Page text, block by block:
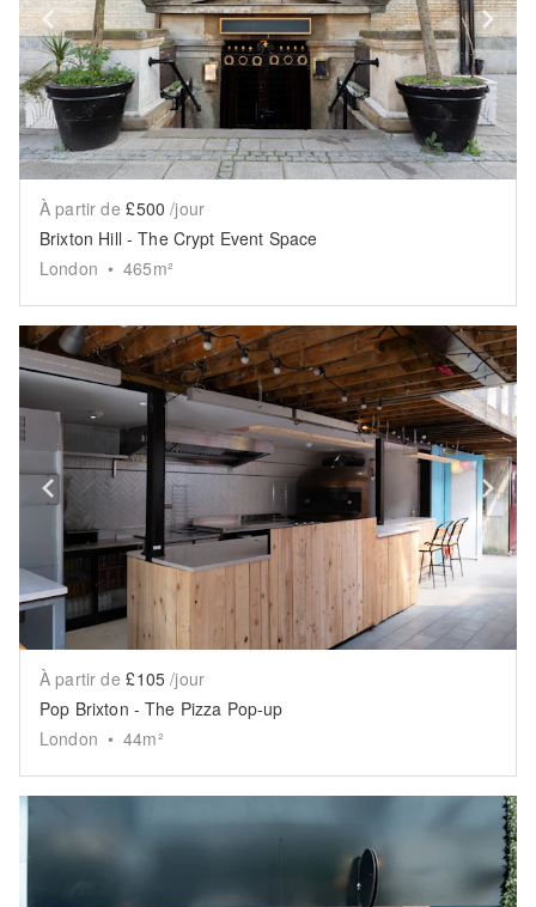
Show previous slide
À partir de £500 /jour
Brixton Hill - The Crypt Event Space
London • 465m²
Show previous slide
À partir de £105 /jour
Pop Brixton - The Pizza Pop-up
London • 44m²